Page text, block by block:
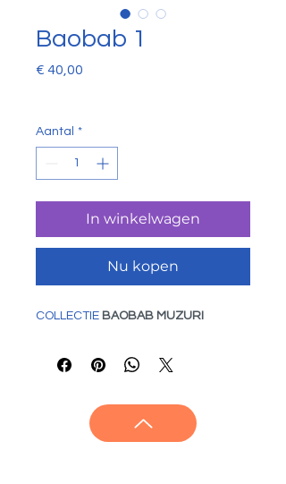
Baobab 1
€ 40,00
Aantal *
In winkelwagen
Nu kopen
COLLECTIE BAOBAB MUZURI